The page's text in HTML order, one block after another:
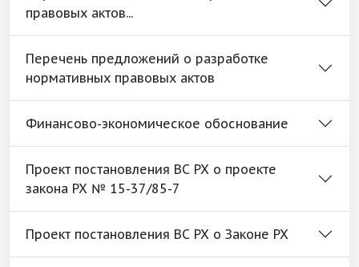
правовых актов...
Перечень предложений о разработке
нормативных правовых актов
Финансово-экономическое обоснование
Проект постановления ВС РХ о проекте
закона РХ № 15-37/85-7
Проект постановления ВС РХ о Законе РХ